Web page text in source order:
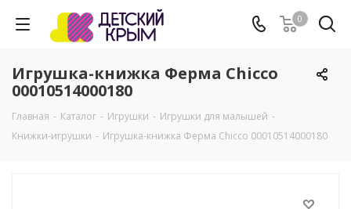
0
Игрушка-книжка Ферма Chicco
00010514000180
Главная - Каталог - Игрушки - Игрушки для малышей -
Книжки-игрушки - Игрушка-книжка Ферма Chicco 00010514000180